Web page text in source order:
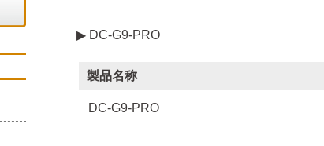
▶ DC-G9-PRO
製品名称
DC-G9-PRO